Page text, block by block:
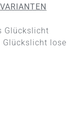
Glückslicht
Glückslicht lose